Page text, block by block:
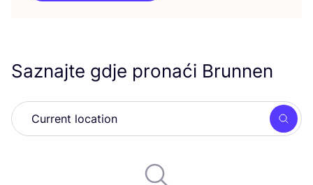
Saznajte gdje pronaći Brunnen